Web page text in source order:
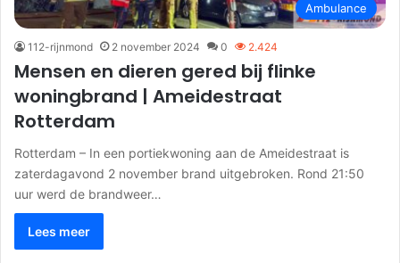
Ambulance
112-rijnmond 2 november 2024 0 2.424
Mensen en dieren gered bij flinke
woningbrand | Ameidestraat
Rotterdam
Rotterdam – In een portiekwoning aan de Ameidestraat is
zaterdagavond 2 november brand uitgebroken. Rond 21:50
uur werd de brandweer…
Lees meer